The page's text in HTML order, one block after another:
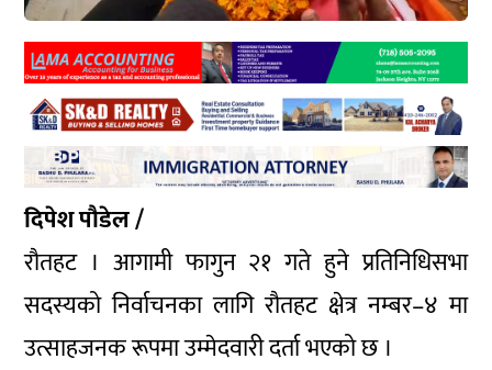
दिपेश पौडेल /
रौतहट । आगामी फागुन २१ गते हुने प्रतिनिधिसभा
सदस्यको निर्वाचनका लागि रौतहट क्षेत्र नम्बर–४ मा
उत्साहजनक रूपमा उम्मेदवारी दर्ता भएको छ ।